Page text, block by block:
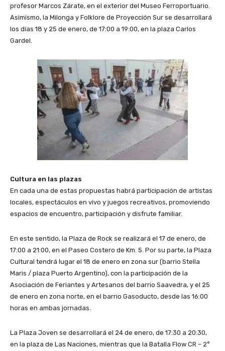
profesor Marcos Zárate, en el exterior del Museo Ferroportuario.
Asimismo, la Milonga y Folklore de Proyección Sur se desarrollará
los días 18 y 25 de enero, de 17:00 a 19:00, en la plaza Carlos
Gardel.
Cultura en las plazas
En cada una de estas propuestas habrá participación de artistas
locales, espectáculos en vivo y juegos recreativos, promoviendo
espacios de encuentro, participación y disfrute familiar.
En este sentido, la Plaza de Rock se realizará el 17 de enero, de
17:00 a 21:00, en el Paseo Costero de Km. 5. Por su parte, la Plaza
Cultural tendrá lugar el 18 de enero en zona sur (barrio Stella
Maris / plaza Puerto Argentino), con la participación de la
Asociación de Feriantes y Artesanos del barrio Saavedra, y el 25
de enero en zona norte, en el barrio Gasoducto, desde las 16:00
horas en ambas jornadas.
La Plaza Joven se desarrollará el 24 de enero, de 17:30 a 20:30,
en la plaza de Las Naciones, mientras que la Batalla Flow CR – 2°